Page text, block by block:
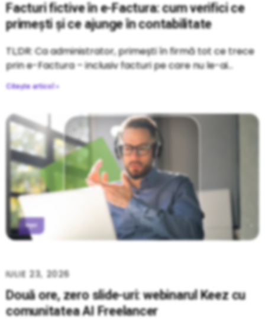
Facturi fictive în e-Factura: cum verifici ce
primești și ce ajunge în contabilitate
TL;DR: Ca administrator, primești în firmă tot ce trece
prin e-Factura – inclusiv facturi pe care nu le-ai
Citește articol »
Două ore, zero slide-uri: webinarul Keez cu
comunitatea AI Freelancer
IULIE 23, 2026